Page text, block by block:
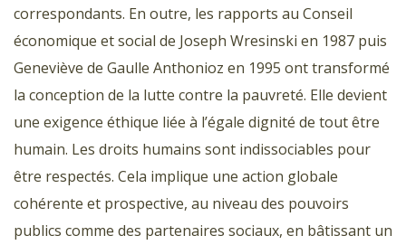
correspondants. En outre, les rapports au Conseil
économique et social de Joseph Wresinski en 1987 puis
Geneviève de Gaulle Anthonioz en 1995 ont transformé
la conception de la lutte contre la pauvreté. Elle devient
une exigence éthique liée à l’égale dignité de tout être
humain. Les droits humains sont indissociables pour
être respectés. Cela implique une action globale
cohérente et prospective, au niveau des pouvoirs
publics comme des partenaires sociaux, en bâtissant un